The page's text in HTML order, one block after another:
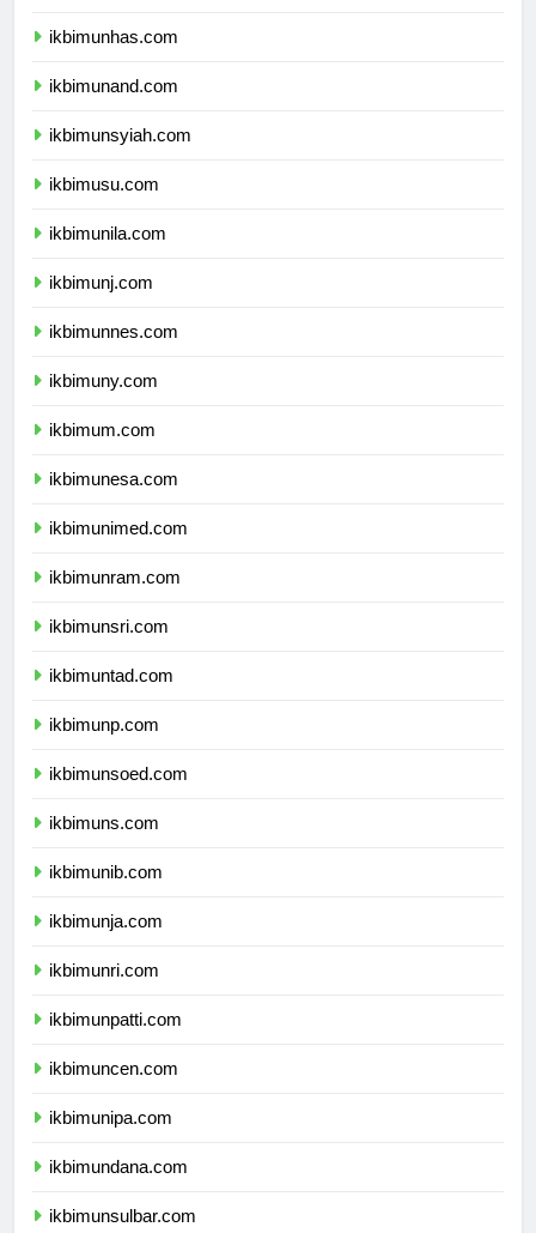
ikbimunhas.com
ikbimunand.com
ikbimunsyiah.com
ikbimusu.com
ikbimunila.com
ikbimunj.com
ikbimunnes.com
ikbimuny.com
ikbimum.com
ikbimunesa.com
ikbimunimed.com
ikbimunram.com
ikbimunsri.com
ikbimuntad.com
ikbimunp.com
ikbimunsoed.com
ikbimuns.com
ikbimunib.com
ikbimunja.com
ikbimunri.com
ikbimunpatti.com
ikbimuncen.com
ikbimunipa.com
ikbimundana.com
ikbimunsulbar.com